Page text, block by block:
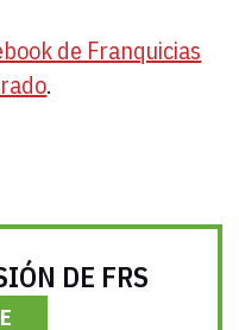
de Franquicias
.
DE FRS